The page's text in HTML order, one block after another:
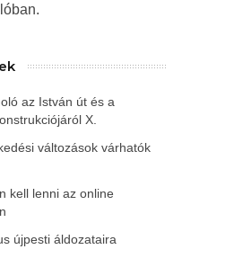
az István út és a
X.
változások várhatók
kell lenni az online
újpesti áldozataira